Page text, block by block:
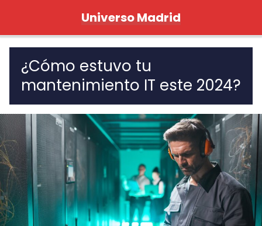
Universo Madrid
¿Cómo estuvo tu
mantenimiento IT este 2024?